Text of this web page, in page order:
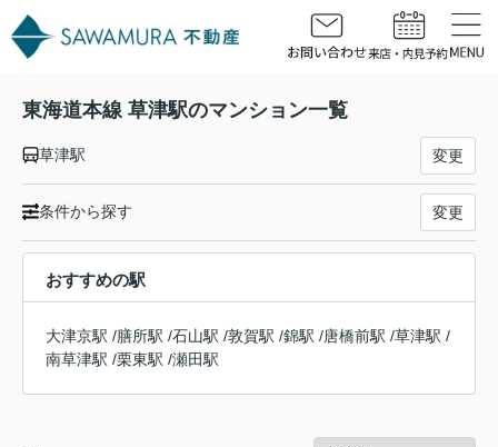
東海道本線 草津駅のマンション一覧
草津駅 変更
条件から探す 変更
おすすめの駅
大津京駅 /膳所駅 /石山駅 /敦賀駅 /錦駅 /唐橋前駅 /草津駅 /
南草津駅 /栗東駅 /瀬田駅